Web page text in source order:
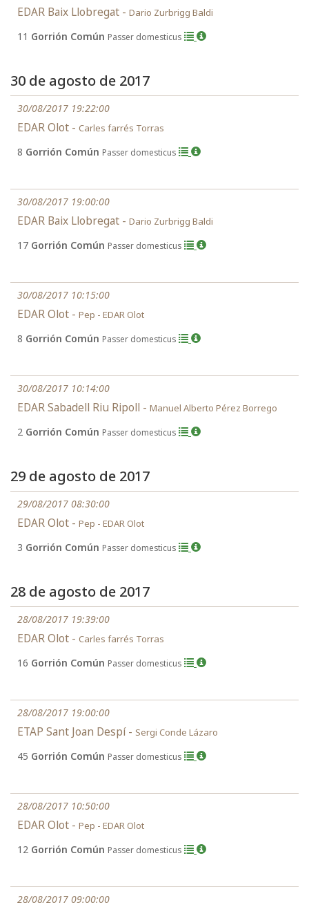
EDAR Baix Llobregat - Dario Zurbrigg Baldi
11 Gorrión Común Passer domesticus
30 de agosto de 2017
30/08/2017 19:22:00
EDAR Olot - Carles farrés Torras
8 Gorrión Común Passer domesticus
30/08/2017 19:00:00
EDAR Baix Llobregat - Dario Zurbrigg Baldi
17 Gorrión Común Passer domesticus
30/08/2017 10:15:00
EDAR Olot - Pep - EDAR Olot
8 Gorrión Común Passer domesticus
30/08/2017 10:14:00
EDAR Sabadell Riu Ripoll - Manuel Alberto Pérez Borrego
2 Gorrión Común Passer domesticus
29 de agosto de 2017
29/08/2017 08:30:00
EDAR Olot - Pep - EDAR Olot
3 Gorrión Común Passer domesticus
28 de agosto de 2017
28/08/2017 19:39:00
EDAR Olot - Carles farrés Torras
16 Gorrión Común Passer domesticus
28/08/2017 19:00:00
ETAP Sant Joan Despí - Sergi Conde Lázaro
45 Gorrión Común Passer domesticus
28/08/2017 10:50:00
EDAR Olot - Pep - EDAR Olot
12 Gorrión Común Passer domesticus
28/08/2017 09:00:00